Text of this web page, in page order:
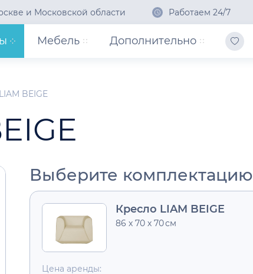
и Московской области Работаем 24/7
Мебель Дополнительно
BEIGE
Выберите комплектацию
Кресло LIAM BEIGE
86 х 70 х 70 см
Цена аренды: